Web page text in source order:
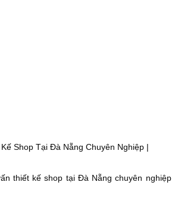
Shop Tại Đà Nẵng Chuyên Nghiệp |
thiết kế shop tại Đà Nẵng chuyên nghiệp